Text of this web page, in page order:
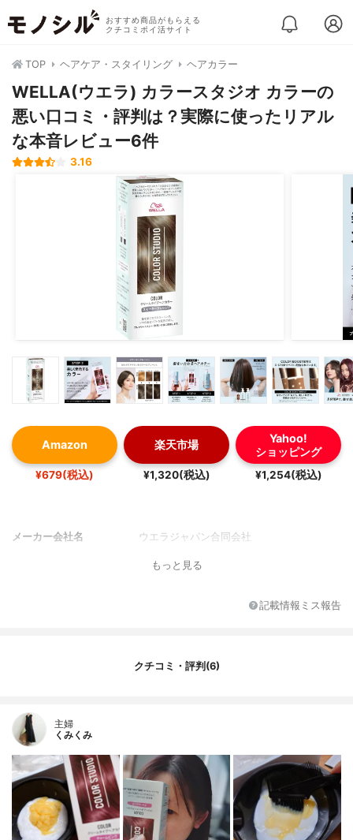
おすすめ商品がもらえる
クチコミポイ活サイト
TOP ヘアケア・スタイリング ヘアカラー
WELLA(ウエラ) カラースタジオ カラーの
悪い口コミ・評判は？実際に使ったリアル
な本音レビュー6件
3.16
Amazon
¥679(税込)
楽天市場
¥1,320(税込)
Yahoo!
ショッピング
¥1,254(税込)
メーカー会社名 ウエラジャパン合同会社
もっと見る
記載情報ミス報告
クチコミ・評判(6)
主婦
くみくみ